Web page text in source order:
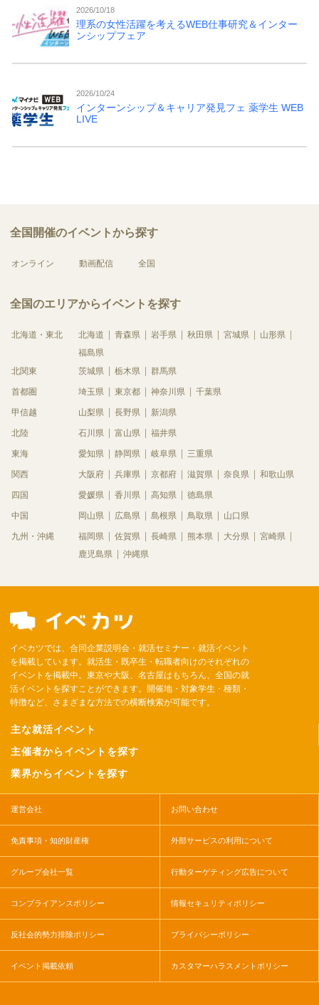
2026/10/18
理系の女性活躍を考えるWEB仕事研究＆インター
ンシップフェア
2026/10/24
インターンシップ＆キャリア発見フェ 薬学生 WEB
LIVE
全国開催のイベントから探す
オンライン 動画配信 全国
全国のエリアからイベントを探す
北海道・東北 北海道 青森県 岩手県 秋田県 宮城県
山形県
福島県
北関東
茨城県 栃木県 群馬県
首都圏 埼玉県 東京都 神奈川県 千葉県
甲信越 山梨県 長野県 新潟県
北陸 石川県 富山県 福井県
東海 愛知県 静岡県 岐阜県 三重県
関西 大阪府 兵庫県 京都府 滋賀県 奈良県 和歌山県
四国 愛媛県 香川県 高知県 徳島県
中国 岡山県 広島県 島根県 鳥取県 山口県
九州・沖縄 福岡県 佐賀県 長崎県 熊本県 大分県
宮崎県
鹿児島県
沖縄県
イベカツでは、合同企業説明会・就活セミナー・就活イベント
を掲載しています。就活生・既卒生・転職者向けのそれぞれの
イベントを掲載中。東京や大阪、名古屋はもちろん、全国の就
活イベントを探すことができます。開催地・対象学生・種類・
特徴など、さまざまな方法での横断検索が可能です。
主な就活イベント
主催者からイベントを探す
業界からイベントを探す
運営会社 お問い合わせ
免責事項・知的財産権 外部サービスの利用について
グループ会社一覧 行動ターゲティング広告について
コンプライアンスポリシー 情報セキュリティポリシー
反社会的勢力排除ポリシー プライバシーポリシー
イベント掲載依頼 カスタマーハラスメントポリシー